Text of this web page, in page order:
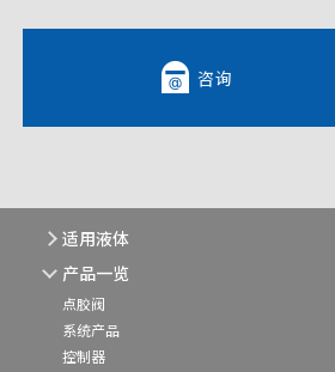
咨询
适用液体
产品一览
点胶阀
系统产品
控制器